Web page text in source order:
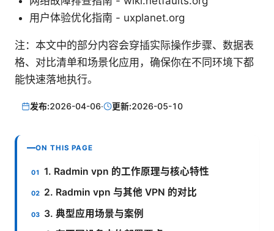
用户体验优化指南 - uxplanet.org
注：本文中的部分内容会穿插实际操作步骤、数据表
格、对比清单和场景化应用，确保你在不同环境下都
能快速落地执行。
发布:2026-04-06· 更新:2026-05-10
ON THIS PAGE
1. Radmin vpn 的工作原理与核心特性
2. Radmin vpn 与其他 VPN 的对比
3. 典型应用场景与案例